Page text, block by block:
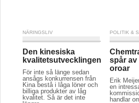
NÄRINGSLIV
Den kinesiska
kvalitetsutvecklingen
För inte så länge sedan
ansågs konkurrensen från
Kina bestå i låga löner och
billiga produkter av låg
kvalitet. Så är det inte
POLITIK &
spår av
oroar
Erik
en
handlar